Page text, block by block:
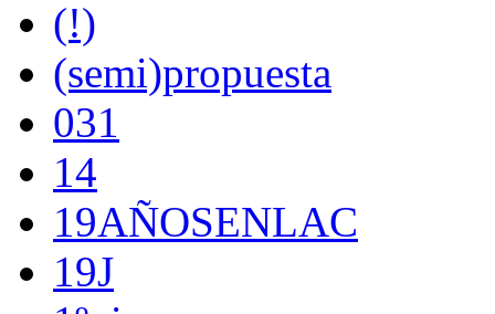
(!)
(semi)propuesta
031
14
19AÑOSENLAC
19J